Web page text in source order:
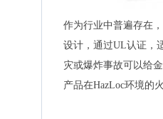
作为行业中普遍存在
设计，通过UL认证，
灾或爆炸事故可以给
产品在HazLoc环境的